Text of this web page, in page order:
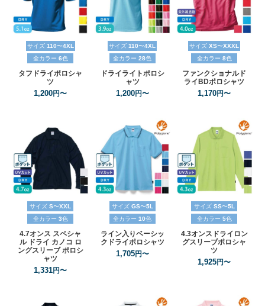
サイズ 110〜4XL
全カラー 6色
タフドライポロシャ
ツ
1,200円〜
サイズ 110〜4XL
全カラー 28色
ドライライトポロシ
ャツ
1,200円〜
サイズ XS〜XXXL
全カラー 8色
ファンクショナルド
ライBDポロシャツ
1,170円〜
サイズ S〜XXL
全カラー 3色
4.7オンス スペシャ
ル ドライ カノコ ロ
ングスリーブ ポロシ
ャツ
1,331円〜
サイズ GS〜5L
全カラー 10色
ライン入りベーシッ
クドライポロシャツ
1,705円〜
サイズ SS〜5L
全カラー 5色
4.3オンスドライロン
グスリーブポロシャ
ツ
1,925円〜